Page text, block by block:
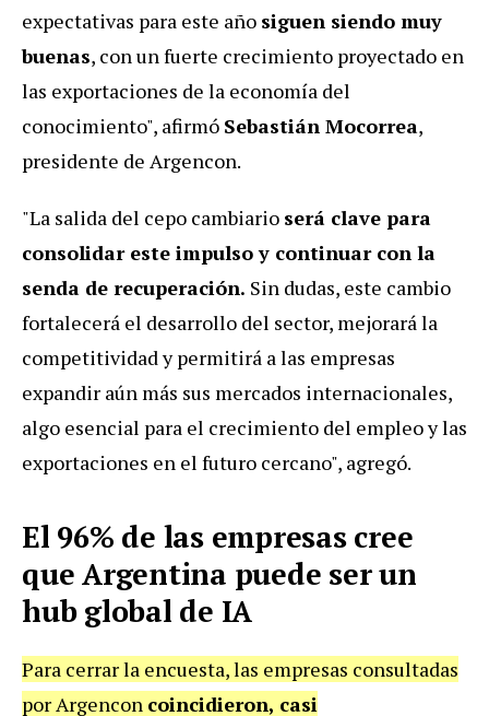
expectativas para este año siguen siendo muy
buenas, con un fuerte crecimiento proyectado en
las exportaciones de la economía del
conocimiento", afirmó Sebastián Mocorrea,
presidente de Argencon.
"La salida del cepo cambiario será clave para
consolidar este impulso y continuar con la
senda de recuperación. Sin dudas, este cambio
fortalecerá el desarrollo del sector, mejorará la
competitividad y permitirá a las empresas
expandir aún más sus mercados internacionales,
algo esencial para el crecimiento del empleo y las
exportaciones en el futuro cercano", agregó.
El 96% de las empresas cree
que Argentina puede ser un
hub global de IA
Para cerrar la encuesta, las empresas consultadas
por Argencon coincidieron, casi